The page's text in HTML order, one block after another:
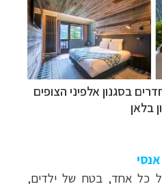
בסגנון אלפיני הצופים
בלאן
כל אחד, בטח של ילדים,